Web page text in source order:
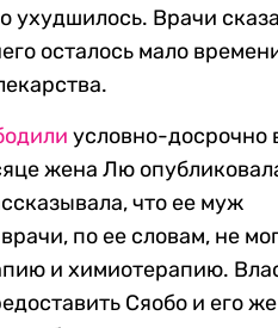
ухудшилось. Врачи
осталось мало
условно-досрочно
жена Лю
что ее муж
по ее словам, не
и химиотерапию.
Сяобо и его